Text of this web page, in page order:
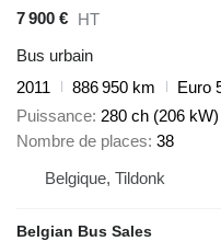
7 900 € HT
Bus urbain
2011
886 950 km
Euro
Puissance 280 ch (206 kW)
Nombre de places 38
Belgique, Tildonk
Belgian Bus Sales